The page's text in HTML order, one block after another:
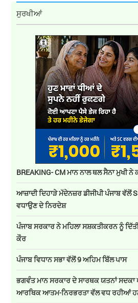
ਸੁਰਖੀਆਂ
BREAKING- CM ਮਾਨ ਨਾਲ ਥਲ ਸੈਨਾ ਮੁਖੀ ਨੇ
ਆਜ਼ਾਦੀ ਦਿਹਾੜੇ ਮੱਦੇਨਜ਼ਰ ਡੀਜੀਪੀ ਪੰਜਾਬ ਵੱਲੋਂ
ਵਧਾਉਣ ਦੇ ਨਿਰਦੇਸ਼
ਪੰਜਾਬ ਸਰਕਾਰ ਨੇ ਮਹਿਲਾ ਸਸ਼ਕਤੀਕਰਨ ਨੂੰ
ਕੌਰ
ਪੰਜਾਬ ਵਿਧਾਨ ਸਭਾ ਵੱਲੋਂ 9 ਅਹਿਮ ਬਿੱਲ ਪਾਸ
ਭਗਵੰਤ ਮਾਨ ਸਰਕਾਰ ਦੇ ਸਾਰਥਕ ਯਤਨਾਂ
ਆਰਥਿਕ ਆਤਮ-ਨਿਰਭਰਤਾ ਵੱਲ ਵਧ ਰਹੀਆਂ